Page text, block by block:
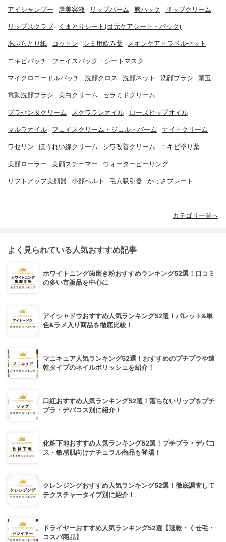
アイシャンプー 唇美容液 リップバーム 唇パック リップクリーム
リップスクラブ くまとりシート(目元ケアシート・パック)
あぶらとり紙 コットン シミ用飲み薬 スキンケアトラベルセット
ニキビパッチ フェイスパック・シートマスク
マイクロニードルパッチ 洗顔クロス 洗顔ネット 洗顔ブラシ 繭玉
電動洗顔ブラシ 美白クリーム セラミドクリーム
プラセンタクリーム スクワランオイル ローズヒップオイル
マルラオイル フェイスクリーム・ジェル・バーム ナイトクリーム
ワセリン ほうれい線クリーム シワ改善クリーム ニキビ塗り薬
美顔ローラー 美顔スチーマー ウォーターピーリング
リフトアップ美顔器 小顔ベルト 毛穴吸引器 かっさプレート
カテゴリ一覧へ
よく見られている人気おすすめ記事
ホワイトニング歯磨き粉おすすめランキング52選！口コミ
の多い市販品を中心に
アイシャドウおすすめ人気ランキング52選！パレット&単
色&ラメ入り商品を徹底比較！
マニキュア人気ランキング52選！おすすめのプチプラや速
乾タイプのネイルポリッシュを紹介！
口紅おすすめ人気ランキング52選！落ちないリップをプチ
プラ・デパコス別に紹介！
化粧下地おすすめ人気ランキング52選！プチプラ・デパコ
ス・敏感肌向けナチュラル商品も登場！
クレンジングおすすめ人気ランキング52選！徹底調査して
テクスチャータイプ別に紹介！
ドライヤーおすすめ人気ランキング52選【速乾・くせ毛・
コスパ商品】